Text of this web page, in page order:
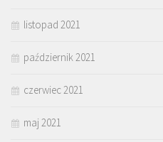
listopad 2021
październik 2021
czerwiec 2021
maj 2021